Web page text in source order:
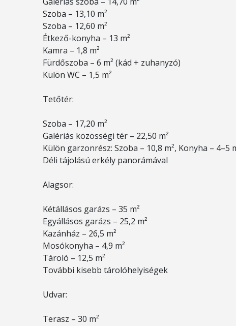
Szoba – 13,10 m²
Szoba – 12,60 m²
Étkező-konyha – 13 m²
Kamra – 1,8 m²
Fürdőszoba – 6 m² (kád + zuhanyzó)
Külön WC – 1,5 m²
Tetőtér:
Szoba – 17,20 m²
Galériás közösségi tér – 22,50 m²
Külön garzonrész: Szoba – 10,8 m², Konyha – 4–5
Déli tájolású erkély panorámával
Alagsor:
Kétállásos garázs – 35 m²
Egyállásos garázs – 25,2 m²
Kazánház – 26,5 m²
Mosókonyha – 4,9 m²
Tároló – 12,5 m²
További kisebb tárolóhelyiségek
Udvar:
Terasz – 30 m²